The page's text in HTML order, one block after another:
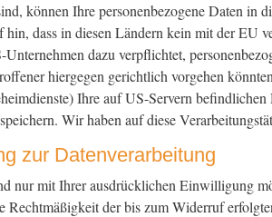
können Ihre personenbezogene Daten in
dass in diesen Ländern kein mit der EU
dazu verpflichtet,
hiergegen gerichtlich vorgehen
Ihre auf US-Servern
Wir haben auf diese
zur Datenverarbeitung
nur mit Ihrer ausdrücklichen Einwilligung
der bis zum Widerruf